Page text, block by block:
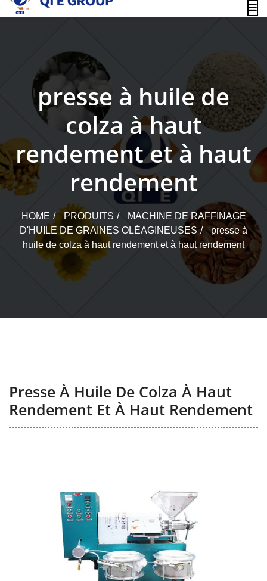
content
presse à huile de
colza à haut
rendement et à haut
rendement
HOME PRODUITS
MACHINE DE RAFFINAGE
D'HUILE DE GRAINES OLÉAGINEUSES
presse à
huile de colza à haut rendement et à haut rendement
Presse À Huile De Colza À Haut
Rendement Et À Haut Rendement